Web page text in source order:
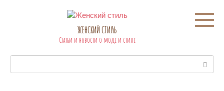
ЖЕНСКИЙ СТИЛЬ
Статьи и новости о моде и стиле